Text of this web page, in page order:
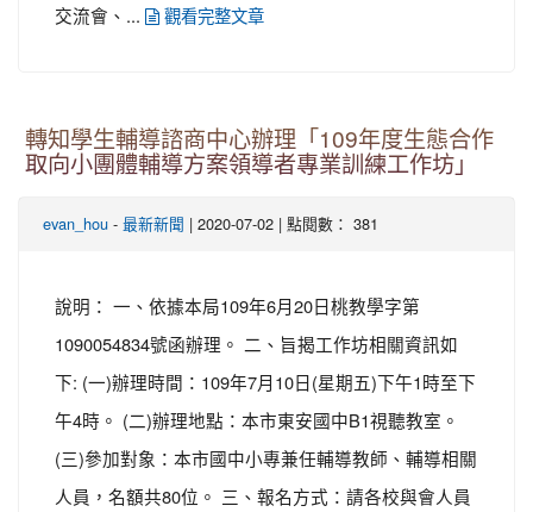
交流會、...
觀看完整文章
轉知學生輔導諮商中心辦理「109年度生態合作
取向小團體輔導方案領導者專業訓練工作坊」
evan_hou - 最新新聞 | 2020-07-02 | 點閱數： 381
說明： 一、依據本局109年6月20日桃教學字第
1090054834號函辦理。 二、旨揭工作坊相關資訊如
下: (一)辦理時間：109年7月10日(星期五)下午1時至下
午4時。 (二)辦理地點：本市東安國中B1視聽教室。
(三)參加對象：本市國中小專兼任輔導教師、輔導相關
人員，名額共80位。 三、報名方式：請各校與會人員